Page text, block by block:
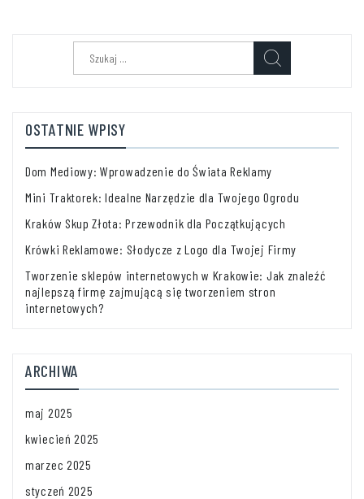
OSTATNIE WPISY
Dom Mediowy: Wprowadzenie do Świata Reklamy
Mini Traktorek: Idealne Narzędzie dla Twojego Ogrodu
Kraków Skup Złota: Przewodnik dla Początkujących
Krówki Reklamowe: Słodycze z Logo dla Twojej Firmy
Tworzenie sklepów internetowych w Krakowie: Jak znaleźć
najlepszą firmę zajmującą się tworzeniem stron
internetowych?
ARCHIWA
maj 2025
kwiecień 2025
marzec 2025
styczeń 2025